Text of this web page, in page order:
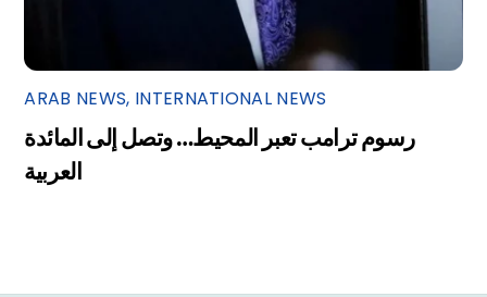
ARAB NEWS, INTERNATIONAL NEWS
رسوم ترامب تعبر المحيط… وتصل إلى المائدة
العربية